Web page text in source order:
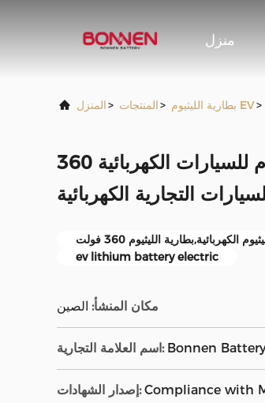
منزل
المنزل> المنتجات> بطارية الليثيوم EV>
360 فولت 200 أيه إيه إف بطارية الليثيوم للسيارات الكهربائية
التجارية الكهربائية
ev lithium battery electric
مكان المنشأ: الصين
اسم العلامة التجارية: Bonnen
إصدار الشهادات: Compliance with